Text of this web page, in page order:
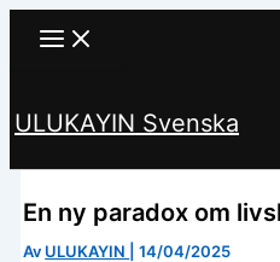
Hoppa
ULUKAYIN Svenska
En ny paradox om
Av ULUKAYIN |14/04/2025